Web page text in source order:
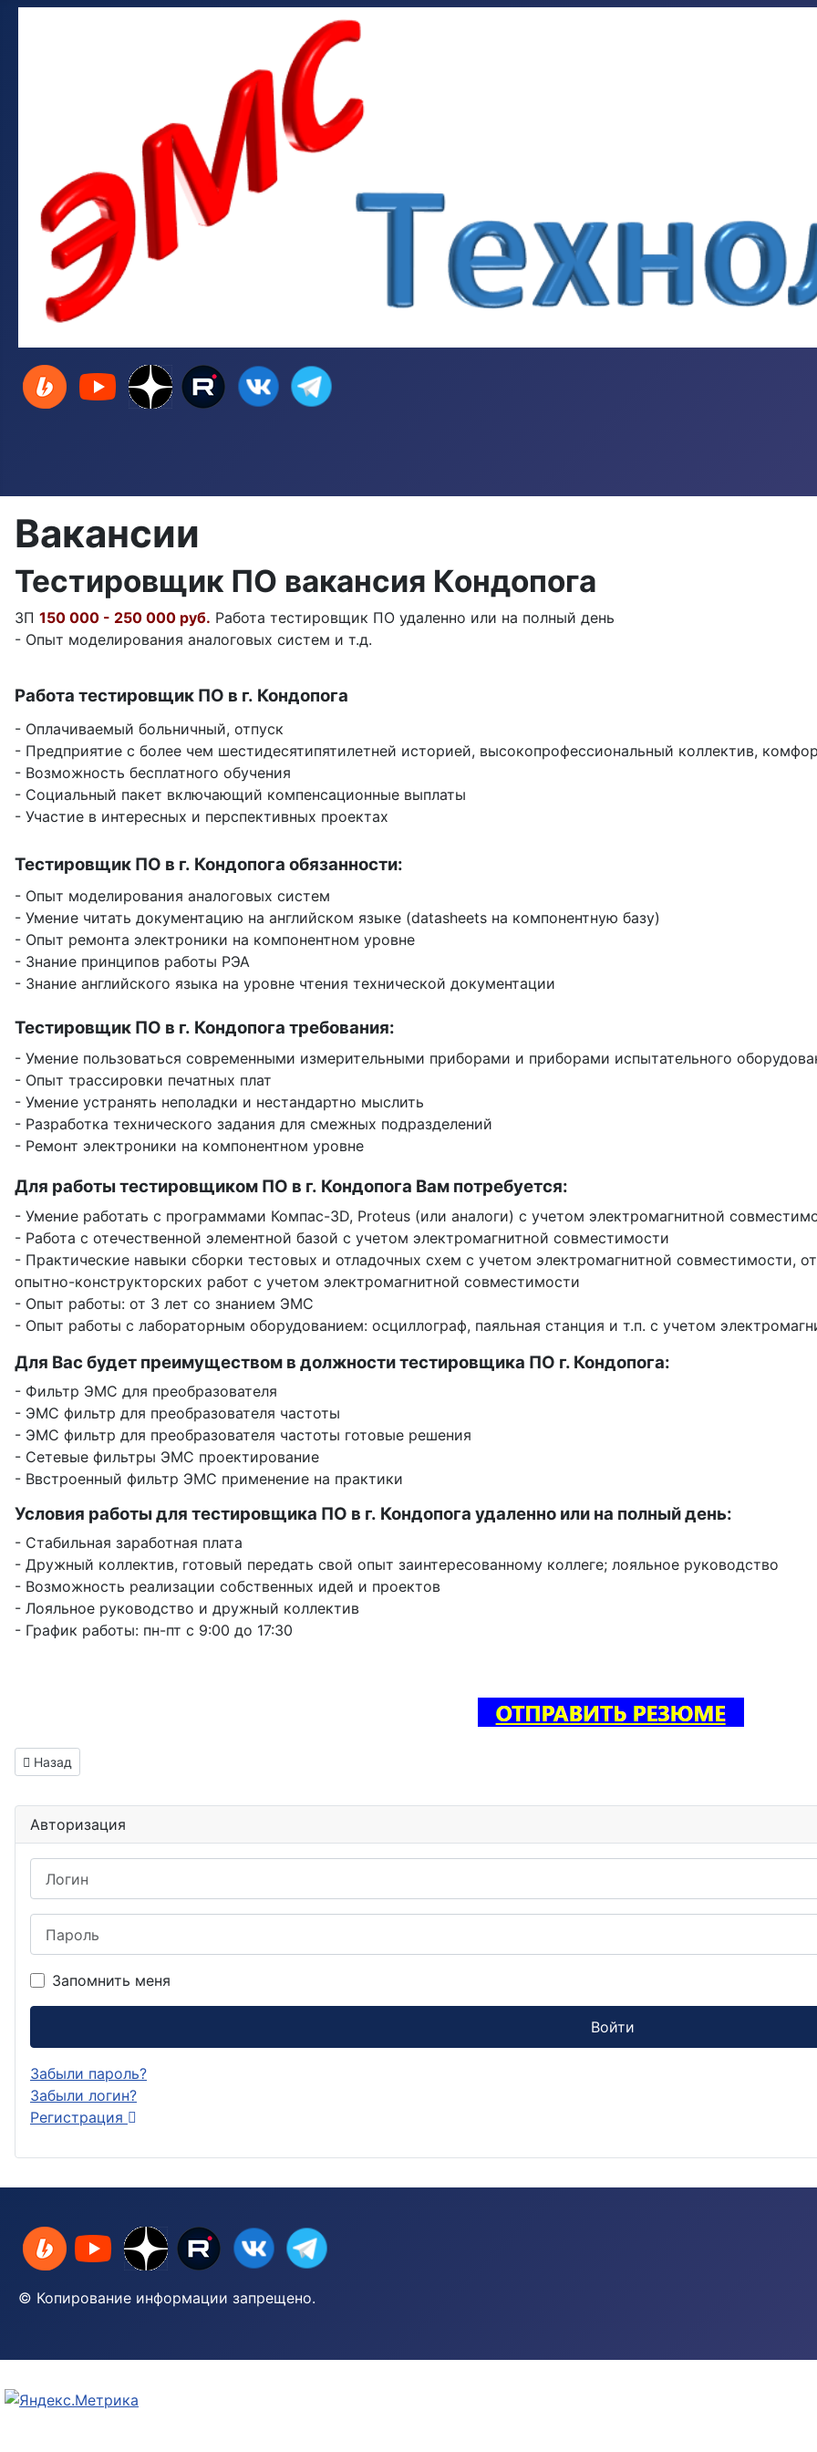
Вакансии
Тестировщик ПО вакансия Кондопога
ЗП 150 000 - 250 000 руб. Работа тестировщик ПО удаленно или на полный день
- Опыт моделирования аналоговых систем и т.д.
Работа тестировщик ПО в г. Кондопога
- Оплачиваемый больничный, отпуск
- Предприятие с более чем шестидесятипятилетней историей, высокопрофессиональный коллектив,
- Возможность бесплатного обучения
- Социальный пакет включающий компенсационные выплаты
- Участие в интересных и перспективных проектах
Тестировщик ПО в г. Кондопога обязанности:
- Опыт моделирования аналоговых систем
- Умение читать документацию на английском языке (datasheets на компонентную базу)
- Опыт ремонта электроники на компонентном уровне
- Знание принципов работы РЭА
- Знание английского языка на уровне чтения технической документации
Тестировщик ПО в г. Кондопога требования:
- Умение пользоваться современными измерительными приборами и приборами испытательного
- Опыт трассировки печатных плат
- Умение устранять неполадки и нестандартно мыслить
- Разработка технического задания для смежных подразделений
- Ремонт электроники на компонентном уровне
Для работы тестировщиком ПО в г. Кондопога Вам потребуется:
- Умение работать с программами Компас-3D, Proteus (или аналоги) с учетом электромагнитной
- Работа с отечественной элементной базой с учетом электромагнитной совместимости
- Практические навыки сборки тестовых и отладочных схем с учетом электромагнитной совместимости,
опытно-конструкторских работ с учетом электромагнитной совместимости
- Опыт работы: от 3 лет со знанием ЭМС
- Опыт работы с лабораторным оборудованием: осциллограф, паяльная станция и т.п. с учетом
Для Вас будет преимуществом в должности тестировщика ПО г. Кондопога:
- Фильтр ЭМС для преобразователя
- ЭМС фильтр для преобразователя частоты
- ЭМС фильтр для преобразователя частоты готовые решения
- Сетевые фильтры ЭМС проектирование
- Ввстроенный фильтр ЭМС применение на практики
Условия работы для тестировщика ПО в г. Кондопога удаленно или на полный день:
- Стабильная заработная плата
- Дружный коллектив, готовый передать свой опыт заинтересованному коллеге; лояльное руководство
- Возможность реализации собственных идей и проектов
- Лояльное руководство и дружный коллектив
- График работы: пн-пт с 9:00 до 17:30
Предыдущий: Программист вакансия Котово
Назад
Авторизация
Запомнить меня
Войти
Забыли пароль?
Забыли логин?
Регистрация
© Копирование информации запрещено.